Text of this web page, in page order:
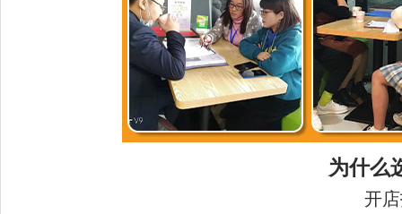
为什么
开